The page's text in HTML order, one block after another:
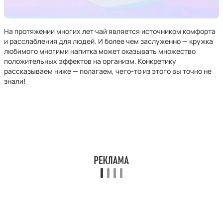
На протяжении многих лет чай является источником комфорта
и расслабления для людей. И более чем заслуженно — кружка
любимого многими напитка может оказывать множество
положительных эффектов на организм. Конкретику
рассказываем ниже — полагаем, чего-то из этого вы точно не
знали!